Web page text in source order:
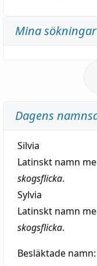
Mina sökningar
Dagens
Silvia
Latinskt namn
skogsflicka.
Sylvia
Latinskt namn
skogsflicka.
Besläktade namn: